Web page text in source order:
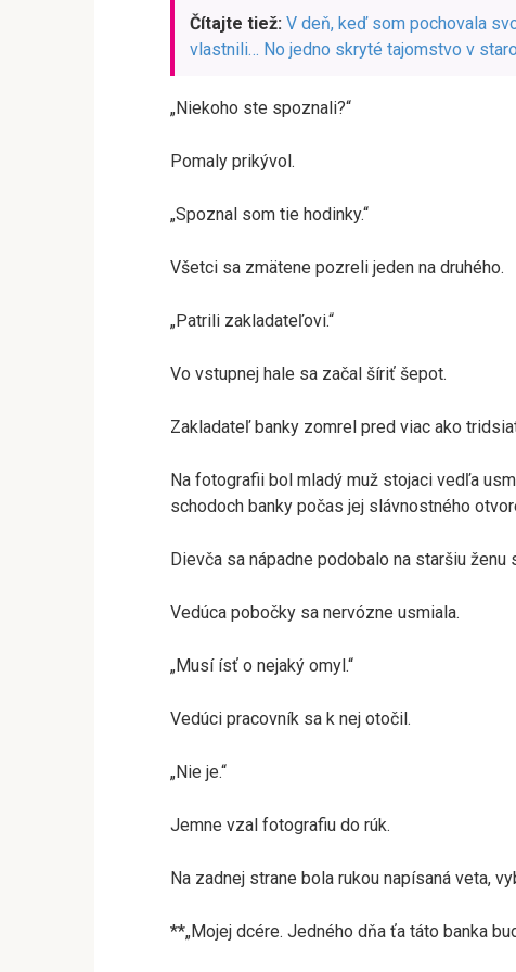
Čítajte tiež: V deň, keď som pochovala
vlastnili… No jedno skryté tajomstvo v
„Niekoho ste spoznali?“
Pomaly prikývol.
„Spoznal som tie hodinky.“
Všetci sa zmätene pozreli jeden na druhého.
„Patrili zakladateľovi.“
Vo vstupnej hale sa začal šíriť šepot.
Zakladateľ banky zomrel pred viac ako
Na fotografii bol mladý muž stojaci vedľa
schodoch banky počas jej slávnostného
Dievča sa nápadne podobalo na staršiu ženu
Vedúca pobočky sa nervózne usmiala.
„Musí ísť o nejaký omyl.“
Vedúci pracovník sa k nej otočil.
„Nie je.“
Jemne vzal fotografiu do rúk.
Na zadnej strane bola rukou napísaná veta,
**„Mojej dcére. Jedného dňa ťa táto banka